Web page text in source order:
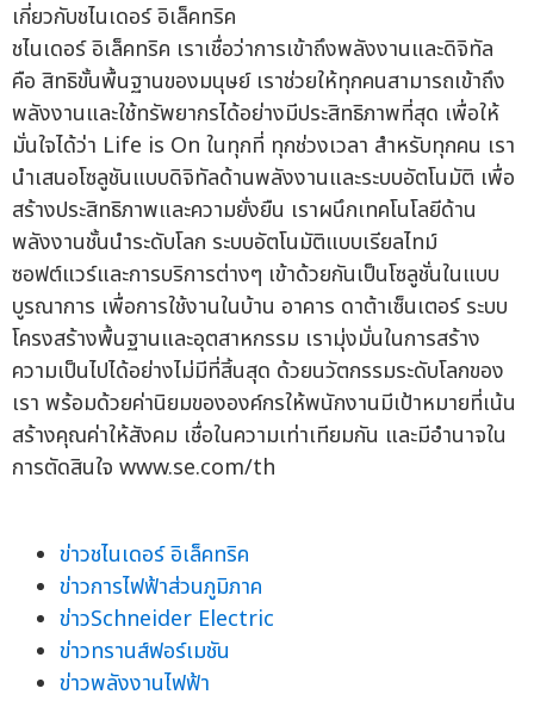
เกี่ยวกับชไนเดอร์ อิเล็คทริค
ชไนเดอร์ อิเล็คทริค เราเชื่อว่าการเข้าถึงพลังงานและดิจิทัล
คือ สิทธิขั้นพื้นฐานของมนุษย์ เราช่วยให้ทุกคนสามารถเข้าถึง
พลังงานและใช้ทรัพยากรได้อย่างมีประสิทธิภาพที่สุด เพื่อให้
มั่นใจได้ว่า Life is On ในทุกที่ ทุกช่วงเวลา สำหรับทุกคน เรา
นำเสนอโซลูชันแบบดิจิทัลด้านพลังงานและระบบอัตโนมัติ เพื่อ
สร้างประสิทธิภาพและความยั่งยืน เราผนึกเทคโนโลยีด้าน
พลังงานชั้นนำระดับโลก ระบบอัตโนมัติแบบเรียลไทม์
ซอฟต์แวร์และการบริการต่างๆ เข้าด้วยกันเป็นโซลูชั่นในแบบ
บูรณาการ เพื่อการใช้งานในบ้าน อาคาร ดาต้าเซ็นเตอร์ ระบบ
โครงสร้างพื้นฐานและอุตสาหกรรม เรามุ่งมั่นในการสร้าง
ความเป็นไปได้อย่างไม่มีที่สิ้นสุด ด้วยนวัตกรรมระดับโลกของ
เรา พร้อมด้วยค่านิยมขององค์กรให้พนักงานมีเป้าหมายที่เน้น
สร้างคุณค่าให้สังคม เชื่อในความเท่าเทียมกัน และมีอำนาจใน
การตัดสินใจ www.se.com/th
ข่าวชไนเดอร์ อิเล็คทริค
ข่าวการไฟฟ้าส่วนภูมิภาค
ข่าวSchneider Electric
ข่าวทรานส์ฟอร์เมชัน
ข่าวพลังงานไฟฟ้า